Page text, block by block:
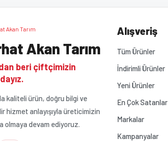
eksik bilgiler bulunuyor.
bilgilerinde hatalar bulunuyor.
diğer sitelerden daha pahalı.
benzer farklı alternatifler olmalı.
Akan Tarım
beri çiftçimizin
kaliteli ürün, doğru bilgi ve
hizmet anlayışıyla üreticimizin
olmaya devam ediyoruz.
Alışveriş
Tüm Ürünler
İndirimli Ürünler
Yeni Ürünler
En Çok Satanlar
Markalar
Kampanyalar